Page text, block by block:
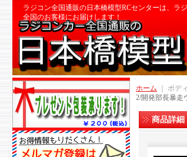
ラジコン全国通販の日本橋模型RCセンターは、ラ
全国のお客様にお届けします！
ホーム ｜ ボデ
2/開発部長暴走
商品詳細